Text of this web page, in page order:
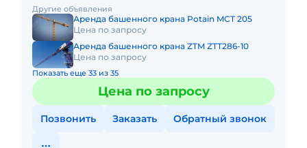
грузоподъ
Другие объявления
Аренда башенного крана Potain MCT 205
Цена по запросу
Аренда башенного крана ZTM ZTT286-10
Цена по запросу
Показать еще 33 из 35
Цена по запросу
Позвонить Заказать Обратный звонок